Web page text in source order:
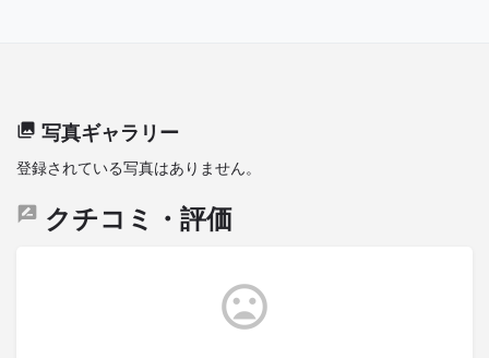
写真ギャラリー
登録されている写真はありません。
クチコミ・評価